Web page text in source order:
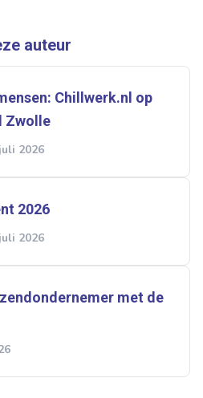
auteur
Chillwerk.nl op
Zwolle
2026
2026
2026
met de